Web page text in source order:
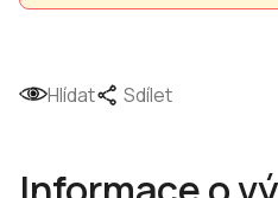
Hlídat Sdílet